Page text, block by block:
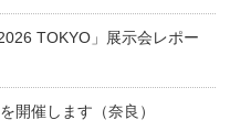
TOKYO」展示会レポー
開催します（奈良）